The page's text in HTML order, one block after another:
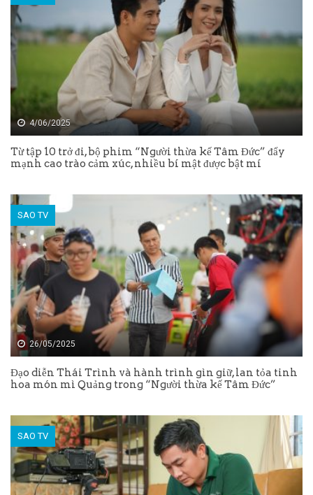
4/06/2025
Từ tập 10 trở đi, bộ phim “Người thừa kế Tâm Đức” đẩy
mạnh cao trào cảm xúc, nhiều bí mật được bật mí
SAO TV
26/05/2025
Đạo diễn Thái Trình và hành trình gìn giữ, lan tỏa tinh
hoa món mì Quảng trong “Người thừa kế Tâm Đức”
SAO TV